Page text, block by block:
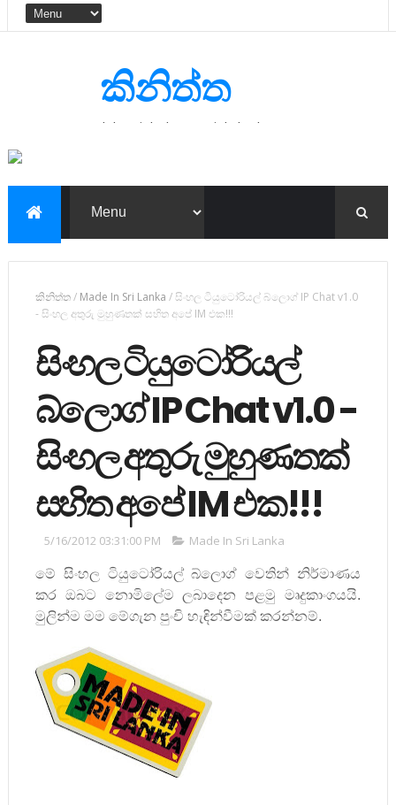
කිනිත්ත
|The Sinhala Tutorial Blog|
කිනිත්ත/ Made In Sri Lanka / සිංහල ටියුටෝරියල් බ්ලොග් IP Chat v1.0
- සිංහල අතුරු මුහුණතක් සහිත අපේ IM එක!!!
සිංහල ටියුටෝරියල්
බ්ලොග් IP Chat v1.0 -
සිංහල අතුරු මුහුණතක්
සහිත අපේ IM එක!!!
5/16/2012 03:31:00 PM Made In Sri Lanka
මේ සිංහල ටියුටෝරියල් බ්ලොග් වෙතින් නිර්මාණය
කර ඔබට නොමිලේම ලබාදෙන පළමු මෘදුකාංගයයි.
මුලින්ම මම මේගැන පුංචි හැඳින්වීමක් කරන්නම්.